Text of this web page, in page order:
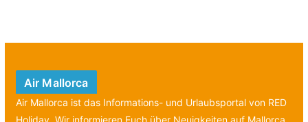
Air Mallorca
Air Mallorca ist das Informations- und Urlaubsportal von RED
Holiday. Wir informieren Euch über Neuigkeiten auf Mallorca,